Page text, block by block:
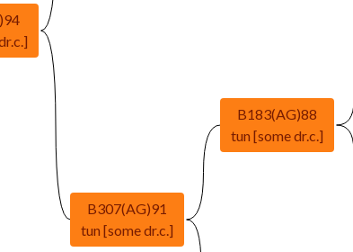
B183(AG)88
tun [some dr.c.]
B307(AG)91
tun [some dr.c.]